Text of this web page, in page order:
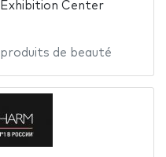
Center
produits de beauté